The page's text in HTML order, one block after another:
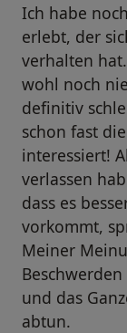
Ich habe
erlebt, der
verhalten
wohl noch
definitiv
schon fast
interessiert!
verlassen
dass es
vorkommt,
Meiner
und das
abtun.